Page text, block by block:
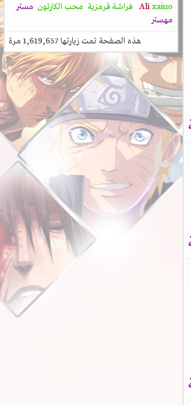
Alixaiuo فراشة قرمزية محب الكارتون
مستر
مهستر
هذه الصفحة تمت زيارتها1,619,657مرة